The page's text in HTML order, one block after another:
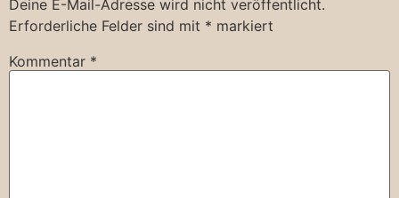
Deine E-Mail-Adresse wird nicht veröffentlicht.
Erforderliche Felder sind mit * markiert
Kommentar *